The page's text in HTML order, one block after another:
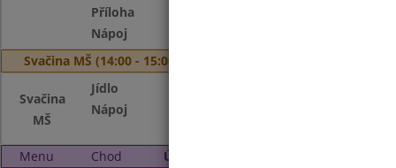
Příloha
Nápoj
Svačina MŠ (14:00 - 15:00)
Svačina
MŠ
Jídlo
Nápoj
Menu Chod
Úterý 4. 10. 2022